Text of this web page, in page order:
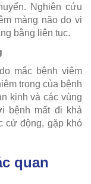
Nghiên cứu
màng não do vi
bằng liên tục.
mắc bệnh viêm
trọng của bệnh
kinh và các vùng
bệnh mất đi khả
cử động, gặp khó
quan